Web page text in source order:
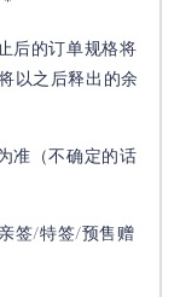
后的订单规格将
以之后释出的余
准（不确定的话
签/特签/预售赠